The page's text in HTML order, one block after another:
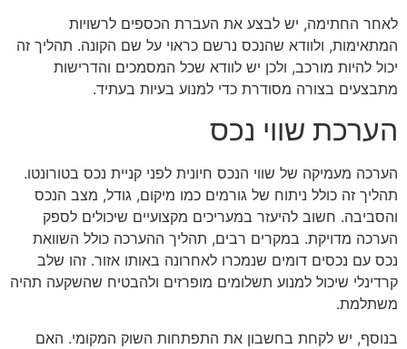
לאחר החתימה, יש לבצע את העברת הכספים לרשויות
המתאימות, ולוודא שהנכס נרשם כראוי על שם הקונה. תהליך זה
יכול להיות מורכב, ולכן יש לוודא שכל המסמכים והדרישות
מתבצעים בצורה מסודרת כדי למנוע בעיות בעתיד.
הערכת שווי נכס
הערכה מעמיקה של שווי הנכס חיונית לפני קניית נכס בטורונטו.
תהליך זה כולל ניתוח של גורמים כמו מיקום, גודל, מצב הנכס
והסביבה. חשוב להיעזר במעריכים מקצועיים שיכולים לספק
הערכה מדויקת. במקרים רבים, תהליך ההערכה כולל השוואת
נכס עם נכסים דומים שנמכרו לאחרונה באותו אזור. זהו שלב
קרדינלי שיכול למנוע תשלומים מופרזים ולהבטיח שהשקעה תהיה
משתלמת.
בנוסף, יש לקחת בחשבון את התפתחות השוק המקומי. האם